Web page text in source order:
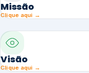
Missão
Clique aqui →
Visão
Clique aqui →